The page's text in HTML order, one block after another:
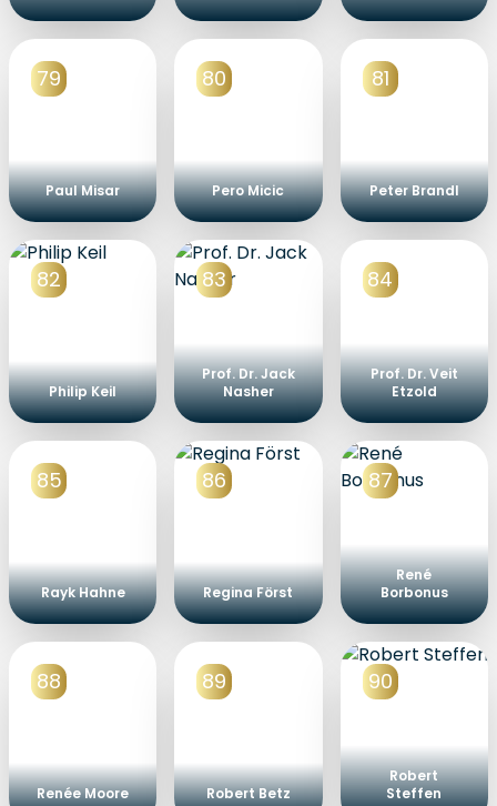
79
Paul Misar
80
Pero Micic
81
Peter Brandl
82
Philip Keil
83
Prof. Dr. Jack
Nasher
84
Prof. Dr. Veit
Etzold
85
Rayk Hahne
86
Regina Först
87
René
Borbonus
88
Renée Moore
89
Robert Betz
90
Robert
Steffen